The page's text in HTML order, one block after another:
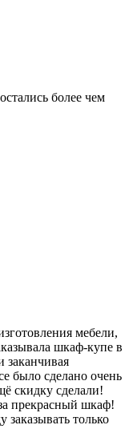
более чем
мебели,
шкаф-купе в
заканчивая
было сделано очень
скидку сделали!
прекрасный шкаф!
заказывать только